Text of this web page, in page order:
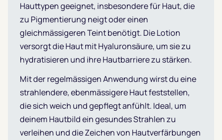
Hauttypen geeignet, insbesondere für Haut, die
zu Pigmentierung neigt oder einen
gleichmässigeren Teint benötigt. Die Lotion
versorgt die Haut mit Hyaluronsäure, um sie zu
hydratisieren und ihre Hautbarriere zu stärken.
Mit der regelmässigen Anwendung wirst du eine
strahlendere, ebenmässigere Haut feststellen,
die sich weich und gepflegt anfühlt. Ideal, um
deinem Hautbild ein gesundes Strahlen zu
verleihen und die Zeichen von Hautverfärbungen